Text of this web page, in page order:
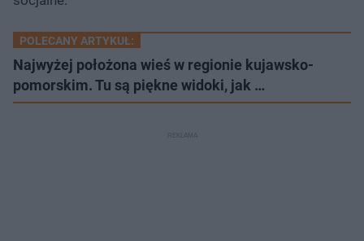
POLECANY ARTYKUŁ:
Najwyżej położona wieś w regionie kujawsko-
pomorskim. Tu są piękne widoki, jak …